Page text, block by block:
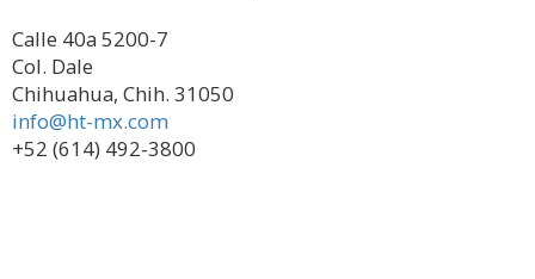
Calle 40a 5200-7
Col. Dale
Chihuahua, Chih. 31050
info@ht-mx.com
+52 (614) 492-3800